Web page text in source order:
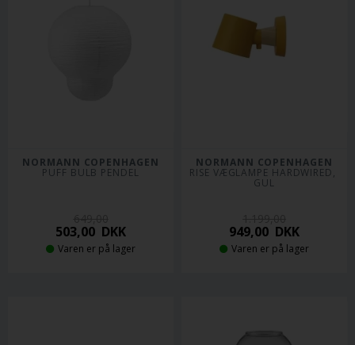
NORMANN COPENHAGEN
PUFF BULB PENDEL
503,00 DKK
Varen er på lager
NORMANN COPENHAGEN
RISE VÆGLAMPE HARDWIRED,
GUL
949,00 DKK
Varen er på lager